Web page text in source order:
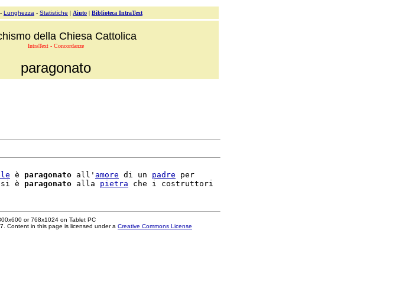
- Lunghezza - Statistiche | Aiuto | Biblioteca IntraText
della Chiesa Cattolica
IntraText - Concordanze
paragonato
è paragonato all' amore di un padre per
si è paragonato alla pietra
or 768x1024 on Tablet PC
Content in this page is licensed under a Creative Commons License